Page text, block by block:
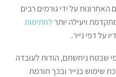
האחרונות על ידי גורמים רבים
ויעילה יותרלחתימות
על דפי נייר.
שבטח ניחשתם, הודות לעובדה
שימוש בנייר ובכך תורמת